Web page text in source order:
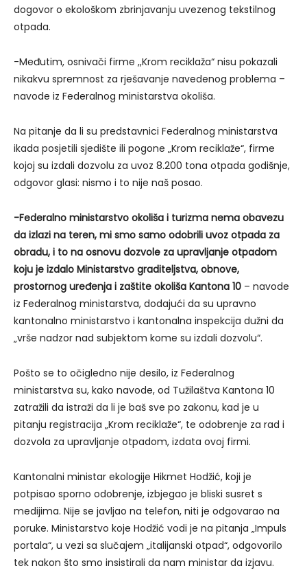
dogovor o ekološkom zbrinjavanju uvezenog tekstilnog
otpada.
-Međutim, osnivači firme ,,Krom reciklaža“ nisu pokazali
nikakvu spremnost za rješavanje navedenog problema –
navode iz Federalnog ministarstva okoliša.
Na pitanje da li su predstavnici Federalnog ministarstva
ikada posjetili sjedište ili pogone „Krom reciklaže“, firme
kojoj su izdali dozvolu za uvoz 8.200 tona otpada godišnje,
odgovor glasi: nismo i to nije naš posao.
-Federalno ministarstvo okoliša i turizma nema obavezu
da izlazi na teren, mi smo samo odobrili uvoz otpada za
obradu, i to na osnovu dozvole za upravljanje otpadom
koju je izdalo Ministarstvo graditeljstva, obnove,
prostornog uređenja i zaštite okoliša Kantona 10 – navode
iz Federalnog ministarstva, dodajući da su upravno
kantonalno ministarstvo i kantonalna inspekcija dužni da
„vrše nadzor nad subjektom kome su izdali dozvolu“.
Pošto se to očigledno nije desilo, iz Federalnog
ministarstva su, kako navode, od Tužilaštva Kantona 10
zatražili da istraži da li je baš sve po zakonu, kad je u
pitanju registracija „Krom reciklaže“, te odobrenje za rad i
dozvola za upravljanje otpadom, izdata ovoj firmi.
Kantonalni ministar ekologije Hikmet Hodžić, koji je
potpisao sporno odobrenje, izbjegao je bliski susret s
medijima. Nije se javljao na telefon, niti je odgovarao na
poruke. Ministarstvo koje Hodžić vodi je na pitanja „Impuls
portala“, u vezi sa slučajem „italijanski otpad“, odgovorilo
tek nakon što smo insistirali da nam ministar da izjavu.